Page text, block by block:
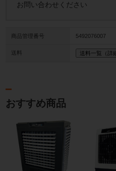
お問い合わせください
商品管理番号 5492076007
送料 送料一覧（詳
おすすめ商品